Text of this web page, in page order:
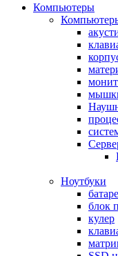
Компьютеры
Ноутбуки
блок
кулер